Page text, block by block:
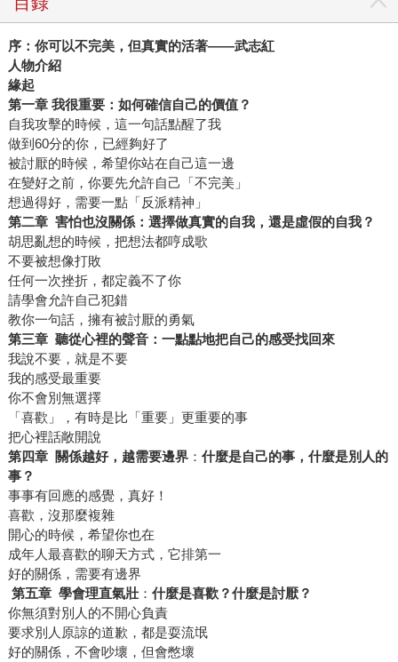
序：你可以不完美，但真實的活著――武志紅
人物介紹
緣起
第一章 我很重要：如何確信自己的價值？
自我攻擊的時候，這一句話點醒了我
做到60分的你，已經夠好了
被討厭的時候，希望你站在自己這一邊
在變好之前，你要先允許自己「不完美」
想過得好，需要一點「反派精神」
第二章 害怕也沒關係：選擇做真實的自我，還是虛假的自我？
胡思亂想的時候，把想法都哼成歌
不要被想像打敗
任何一次挫折，都定義不了你
請學會允許自己犯錯
教你一句話，擁有被討厭的勇氣
第三章 聽從心裡的聲音：一點點地把自己的感受找回來
我說不要，就是不要
我的感受最重要
你不會別無選擇
「喜歡」，有時是比「重要」更重要的事
把心裡話敞開說
第四章 關係越好，越需要邊界： 什麼是自己的事，什麼是別人的
事？
事事有回應的感覺，真好！
喜歡，沒那麼複雜
開心的時候，希望你也在
成年人最喜歡的聊天方式，它排第一
好的關係，需要有邊界
第五章 學會理直氣壯： 什麼是喜歡？什麼是討厭？
你無須對別人的不開心負責
要求別人原諒的道歉，都是耍流氓
好的關係，不會吵壞，但會憋壞